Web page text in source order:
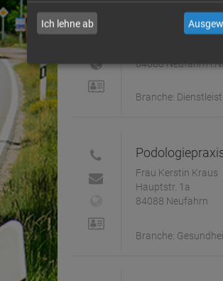
Marina
Frau Marina
84088 Neufahrn
Branche:
Frau Kerstin Kraus
Hauptstr. 1a
84088 Neufahrn
Branche:
Ich lehne ab